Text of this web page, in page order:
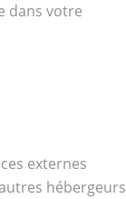
dans votre
externes
hébergeurs